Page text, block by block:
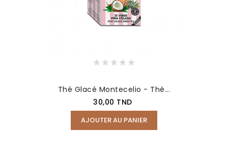
Thé Glacé Montecelio - Thé...
Prix
30,00 TND
AJOUTER AU PANIER